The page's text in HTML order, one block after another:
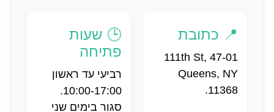
📍 כתובת
47-01 111th St,
Queens, NY
11368.
🕒 שעות
פתיחה
רביעי עד ראשון
10:00-17:00.
סגור בימים שני